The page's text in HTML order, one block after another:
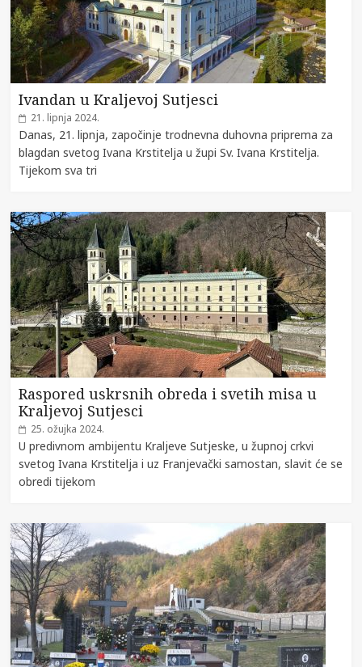
Ivandan u Kraljevoj Sutjesci
21. lipnja 2024.
Danas, 21. lipnja, započinje trodnevna duhovna priprema za
blagdan svetog Ivana Krstitelja u župi Sv. Ivana Krstitelja.
Tijekom sva tri
Raspored uskrsnih obreda i svetih misa u
Kraljevoj Sutjesci
25. ožujka 2024.
U predivnom ambijentu Kraljeve Sutjeske, u župnoj crkvi
svetog Ivana Krstitelja i uz Franjevački samostan, slavit će se
obredi tijekom